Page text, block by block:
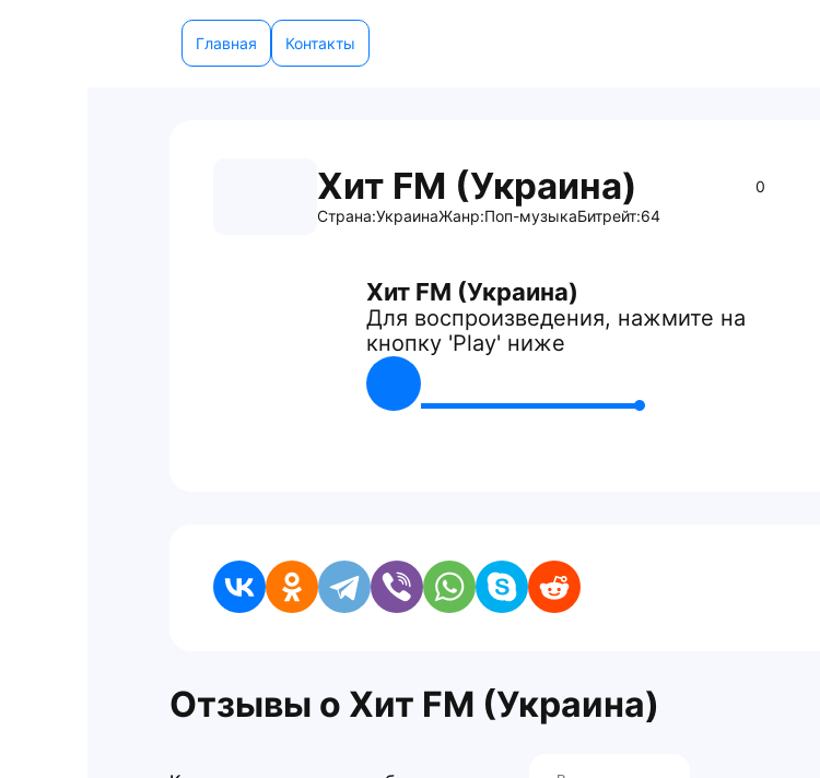
Главная Контакты
Хит FM (Украина)
0
Страна:УкраинаЖанр:Поп-музыкаБитрейт:64
Хит FM (Украина)
Для воспроизведения, нажмите на
кнопку 'Play' ниже
Отзывы о Хит FM (Украина)